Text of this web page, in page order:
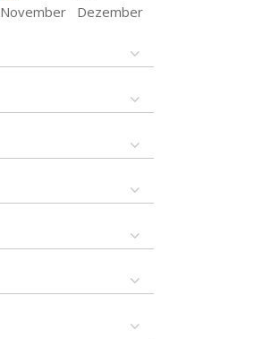
November Dezember